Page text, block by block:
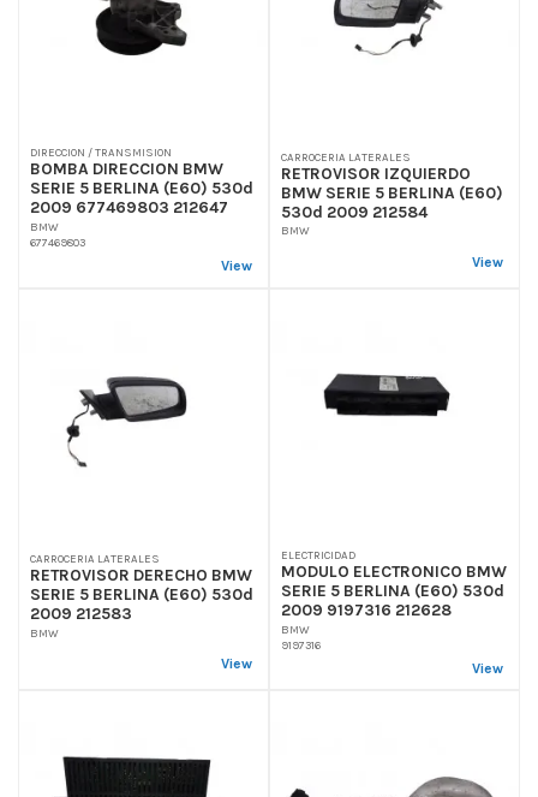
DIRECCION / TRANSMISION
BOMBA DIRECCION BMW
SERIE 5 BERLINA (E60) 530d
2009 677469803 212647
BMW
677469803
View
CARROCERIA LATERALES
RETROVISOR IZQUIERDO
BMW SERIE 5 BERLINA (E60)
530d 2009 212584
BMW
View
CARROCERIA LATERALES
RETROVISOR DERECHO BMW
SERIE 5 BERLINA (E60) 530d
2009 212583
BMW
View
ELECTRICIDAD
MODULO ELECTRONICO BMW
SERIE 5 BERLINA (E60) 530d
2009 9197316 212628
BMW
9197316
View